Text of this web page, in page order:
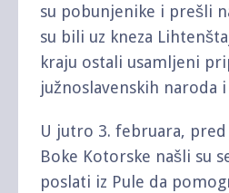
su pobunjenike i prešli
su bili uz kneza
kraju ostali usamljeni
južnoslavenskih naroda i
U jutro 3. februara, pred
Boke Kotorske našli su
poslati iz Pule da